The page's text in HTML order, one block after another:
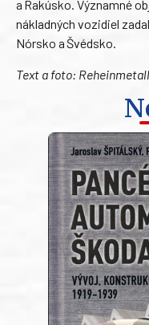
a Rakúsko. Významné
nákladných vozidiel
Nórsko a Švédsko.
Text a foto: